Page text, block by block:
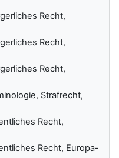
Recht,
Recht,
Recht,
Strafrecht,
Recht,
Recht, Europa-